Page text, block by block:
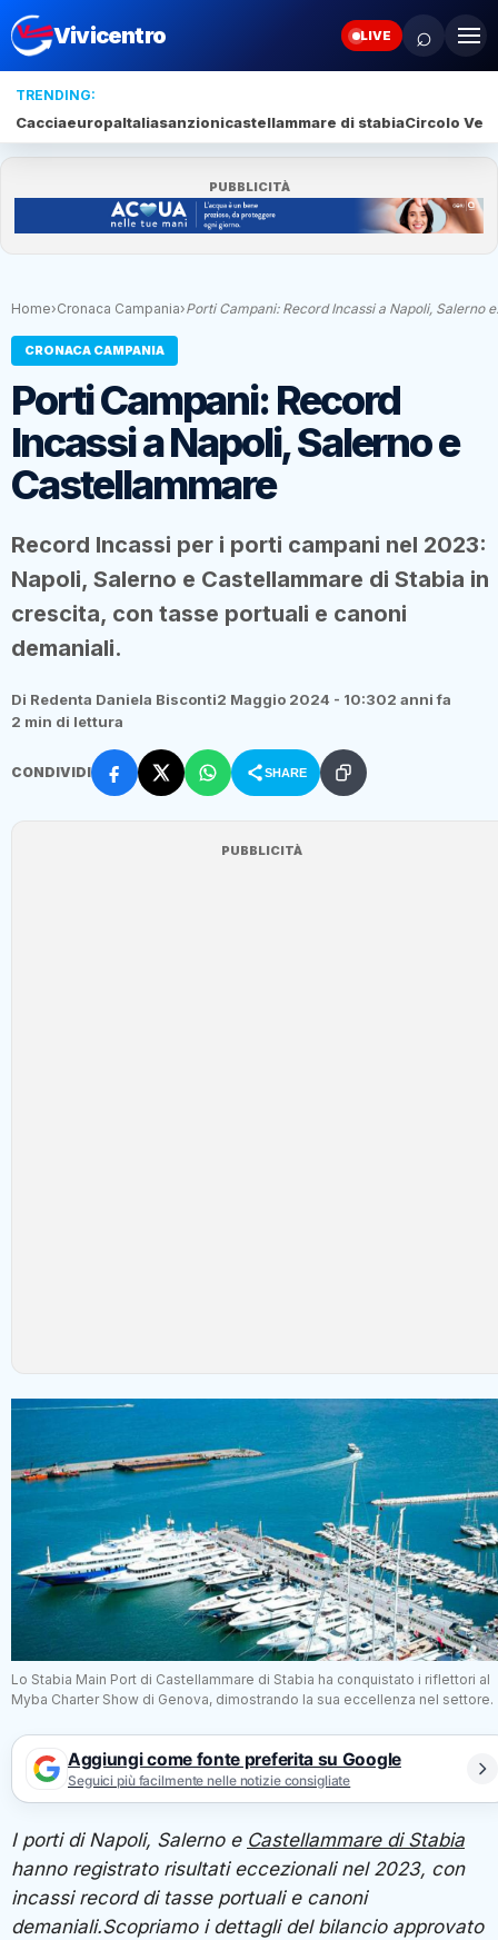
Vivicentro LIVE ⌕
TRENDING:
CacciaeuropaItaliasanzionicastellammare di stabiaCircolo
PUBBLICITÀ
Home›Cronaca Campania›Porti Campani: Record Incassi a Napoli, Salerno
CRONACA CAMPANIA
Porti Campani: Record
Incassi a Napoli, Salerno e
Castellammare
Record Incassi per i porti campani nel 2023:
Napoli, Salerno e Castellammare di Stabia in
crescita, con tasse portuali e canoni
demaniali.
Di Redenta Daniela Bisconti2 Maggio 2024 - 10:302 anni fa
2 min di lettura
CONDIVIDI SHARE
PUBBLICITÀ
Lo Stabia Main Port di Castellammare di Stabia ha conquistato i riflettori al
Myba Charter Show di Genova, dimostrando la sua eccellenza nel settore.
Aggiungi come fonte preferita su Google
Seguici più facilmente nelle notizie consigliate
I porti di Napoli, Salerno e Castellammare di Stabia
hanno registrato risultati eccezionali nel 2023, con
incassi record di tasse portuali e canoni
demaniali.Scopriamo i dettagli del bilancio approvato